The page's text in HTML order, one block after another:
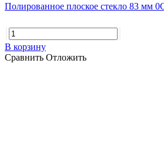
Полированное плоское стекло 83 мм
В корзину
Сравнить Отложить